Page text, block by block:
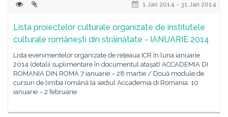
1 Jan 2014 - 31 Jan 2014
Lista proiectelor culturale organizate de institutele
culturale românești din străinătate - IANUARIE 2014
Lista evenimentelor organizate de rețeaua ICR în luna ianuarie
2014 (detalii suplimentare în documentul atașat) ACCADEMIA DI
ROMANIA DIN ROMA 7 ianuarie – 28 martie / Două module de
cursuri de limba română la sediul Accademia di Romania. 10
ianuarie – 2 februarie